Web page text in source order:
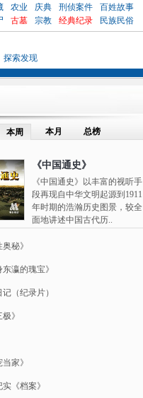
农业 庆典 刑侦案件
百姓故事
古墓 宗教 经典纪录 民族民俗
探索发现
本周 本月 总榜
《中国通史》
《中国通史》以丰富的视听手
段再现自中华文明起源到1911
年时期的浩瀚历史图景，较全
面地讲述中国古代历..
奥秘》
东瀛的瑰宝》
（纪录片）
极》
当家》
《档案》